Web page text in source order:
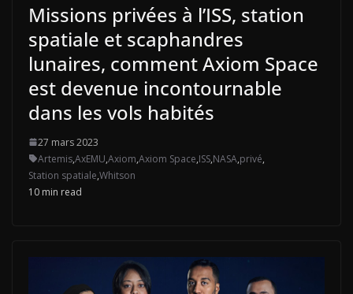
Missions privées à l’ISS, station
spatiale et scaphandres
lunaires, comment Axiom Space
est devenue incontournable
dans les vols habités
27 mars 2023
Artemis,AxEMU,Axiom,Axiom Space,ISS,NASA,privé,
Station spatiale,Whitson
10 min read